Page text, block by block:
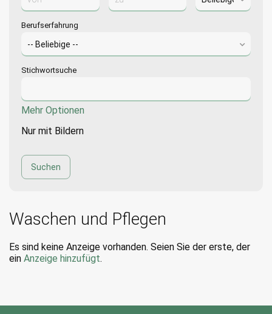
Berufserfahrung
Stichwortsuche
Mehr Optionen
Nur mit Bildern
Waschen und Pflegen
Es sind keine Anzeige vorhanden. Seien Sie der erste, der
ein Anzeige hinzufügt.